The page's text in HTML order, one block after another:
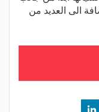
الى العديد من